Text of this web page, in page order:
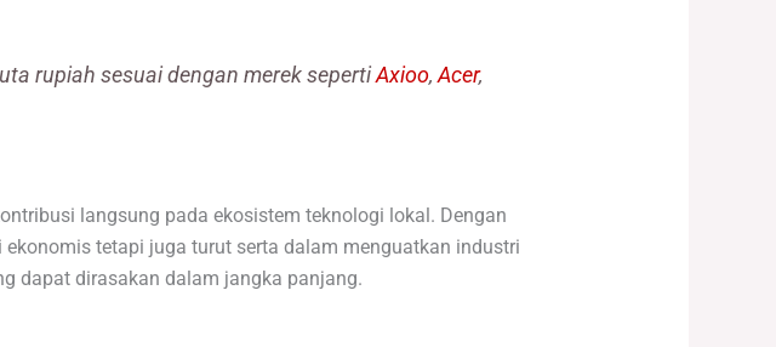
rupiah sesuai dengan merek sepertiAxioo,Acer,
langsung pada ekosistem teknologi lokal. Dengan
tetapi juga turut serta dalam menguatkan industri
dapat dirasakan dalam jangka panjang.